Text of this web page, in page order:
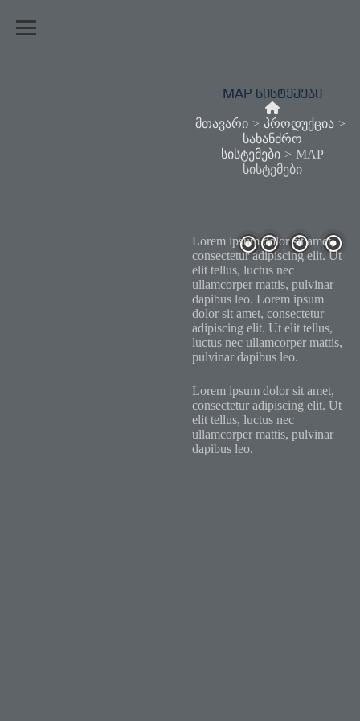
MAP სისტემები
მთავარი > პროდუქცია >
სახანძრო
სისტემები > MAP
სისტემები
Lorem ipsum dolor sit amet,
consectetur adipiscing elit. Ut
elit tellus, luctus nec
ullamcorper mattis, pulvinar
dapibus leo. Lorem ipsum
dolor sit amet, consectetur
adipiscing elit. Ut elit tellus,
luctus nec ullamcorper mattis,
pulvinar dapibus leo.
Lorem ipsum dolor sit amet,
consectetur adipiscing elit. Ut
elit tellus, luctus nec
ullamcorper mattis, pulvinar
dapibus leo.